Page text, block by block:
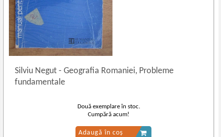
Silviu Negut- Geografia Romaniei, Probleme
fundamentale
Două exemplare în stoc.
Cumpără acum!
Adaugă în coș